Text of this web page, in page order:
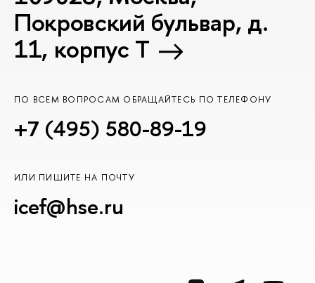
Покровский бульвар, д.
11, корпус T
ПО ВСЕМ ВОПРОСАМ ОБРАЩАЙТЕСЬ ПО ТЕЛЕФОНУ
+7 (495) 580-89-19
ИЛИ ПИШИТЕ НА ПОЧТУ
icef@hse.ru